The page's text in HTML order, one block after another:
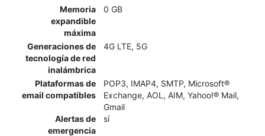
Memoria
expandible
máxima
0 GB
Generaciones de
tecnología de red
inalámbrica
4G LTE, 5G
Plataformas de
email compatibles
POP3, IMAP4, SMTP, Microsoft®
Exchange, AOL, AIM, Yahoo!® Mail,
Gmail
Alertas de
emergencia
sí